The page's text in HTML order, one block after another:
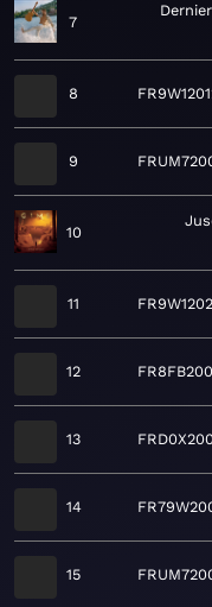
7
8
9
10
11
12
13
14
15